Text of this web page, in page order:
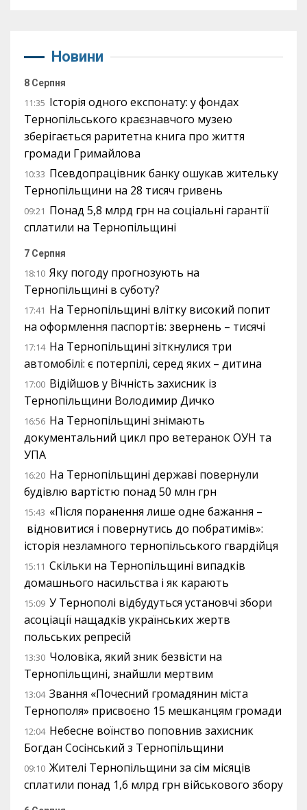
Новини
8 Серпня
11:35 Історія одного експонату: у фондах
Тернопільського краєзнавчого музею
зберігається раритетна книга про життя
громади Гримайлова
10:33 Псевдопрацівник банку ошукав жительку
Тернопільщини на 28 тисяч гривень
09:21 Понад 5,8 млрд грн на соціальні гарантії
сплатили на Тернопільщині
7 Серпня
18:10 Яку погоду прогнозують на
Тернопільщині в суботу?
17:41 На Тернопільщині влітку високий попит
на оформлення паспортів: звернень – тисячі
17:14 На Тернопільщині зіткнулися три
автомобілі: є потерпілі, серед яких – дитина
17:00 Відійшов у Вічність захисник із
Тернопільщини Володимир Дичко
16:56 На Тернопільщині знімають
документальний цикл про ветеранок ОУН та
УПА
16:20 На Тернопільщині державі повернули
будівлю вартістю понад 50 млн грн
15:43 «Після поранення лише одне бажання –
відновитися і повернутись до побратимів»:
історія незламного тернопільського гвардійця
15:11 Скільки на Тернопільщині випадків
домашнього насильства і як карають
15:09 У Тернополі відбудуться установчі збори
асоціації нащадків українських жертв
польських репресій
13:30 Чоловіка, який зник безвісти на
Тернопільщині, знайшли мертвим
13:04 Звання «Почесний громадянин міста
Тернополя» присвоєно 15 мешканцям громади
12:04 Небесне воїнство поповнив захисник
Богдан Сосінський з Тернопільщини
09:10 Жителі Тернопільщини за сім місяців
сплатили понад 1,6 млрд грн військового збору